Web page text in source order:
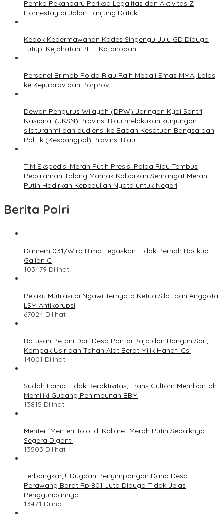
Pemko Pekanbaru Periksa Legalitas dan Aktivitas Z
Homestay di Jalan Tanjung Datuk
Kedok Kedermawanan Kades Singengu Julu GD Diduga
Tutupi Kejahatan PETI Kotanopan
Personel Brimob Polda Riau Raih Medali Emas MMA, Lolos
ke Kejurprov dan Porprov
Dewan Pengurus Wilayah (DPW) Jaringan Kyai Santri
Nasional (JKSN) Provinsi Riau melakukan kunjungan
silaturahmi dan audiensi ke Badan Kesatuan Bangsa dan
Politik (Kesbangpol) Provinsi Riau
TIM Ekspedisi Merah Putih Presisi Polda Riau Tembus
Pedalaman Talang Mamak Kobarkan Semangat Merah
Putih Hadirkan Kepedulian Nyata untuk Negeri
Berita Polri
Danrem 031/Wira Bima Tegaskan Tidak Pernah Backup
Galian C
103479 Dilihat
Pelaku Mutilasi di Ngawi Ternyata Ketua Silat dan Anggota
LSM Antikorupsi
67024 Dilihat
Ratusan Petani Dari Desa Pantai Raja dan Bangun Sari,
Kompak Usir dan Tahan Alat Berat Milik Hanafi Cs.
14001 Dilihat
Sudah Lama Tidak Beraktivitas, Frans Gultom Membantah
Memiliki Gudang Penimbunan BBM
13815 Dilihat
Menteri-Menteri Tolol di Kabinet Merah Putih Sebaiknya
Segera Diganti
13503 Dilihat
Terbongkar,,!! Dugaan Penyimpangan Dana Desa
Perawang Barat Rp 801 Juta Diduga Tidak Jelas
Penggunaannya
13471 Dilihat